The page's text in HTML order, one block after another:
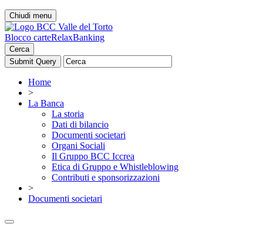
Chiudi menu
Blocco carteRelaxBanking
Cerca
Home
>
La Banca
La storia
Dati di bilancio
Documenti societari
Organi Sociali
Il Gruppo BCC Iccrea
Etica di Gruppo e Whistleblowing
Contributi e sponsorizzazioni
>
Documenti societari